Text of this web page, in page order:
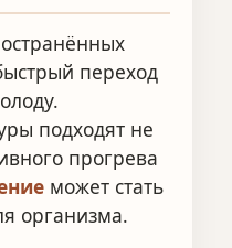
переход
подходят не
прогрева
может стать
организма.